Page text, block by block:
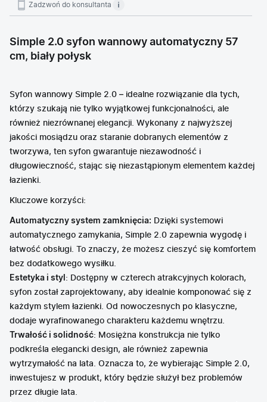
Zadzwoń do konsultanta
Simple 2.0 syfon wannowy automatyczny 57
cm, biały połysk
Syfon wannowy Simple 2.0 – idealne rozwiązanie dla tych,
którzy szukają nie tylko wyjątkowej funkcjonalności, ale
również niezrównanej elegancji. Wykonany z najwyższej
jakości mosiądzu oraz staranie dobranych elementów z
tworzywa, ten syfon gwarantuje niezawodność i
długowieczność, stając się niezastąpionym elementem każdej
łazienki.
Kluczowe korzyści:
Automatyczny system zamknięcia: Dzięki systemowi
automatycznego zamykania, Simple 2.0 zapewnia wygodę i
łatwość obsługi. To znaczy, że możesz cieszyć się komfortem
bez dodatkowego wysiłku.
Estetyka i styl : Dostępny w czterech atrakcyjnych kolorach,
syfon został zaprojektowany, aby idealnie komponować się z
każdym stylem łazienki. Od nowoczesnych po klasyczne,
dodaje wyrafinowanego charakteru każdemu wnętrzu.
Trwałość i solidność: Mosiężna konstrukcja nie tylko
podkreśla elegancki design, ale również zapewnia
wytrzymałość na lata. Oznacza to, że wybierając Simple 2.0,
inwestujesz w produkt, który będzie służył bez problemów
przez długie lata.